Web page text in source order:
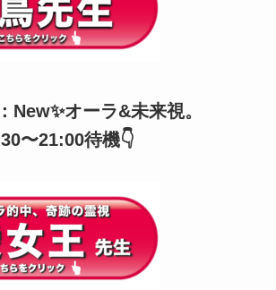
New✨オーラ&未来視。
〜21:00待機👇️